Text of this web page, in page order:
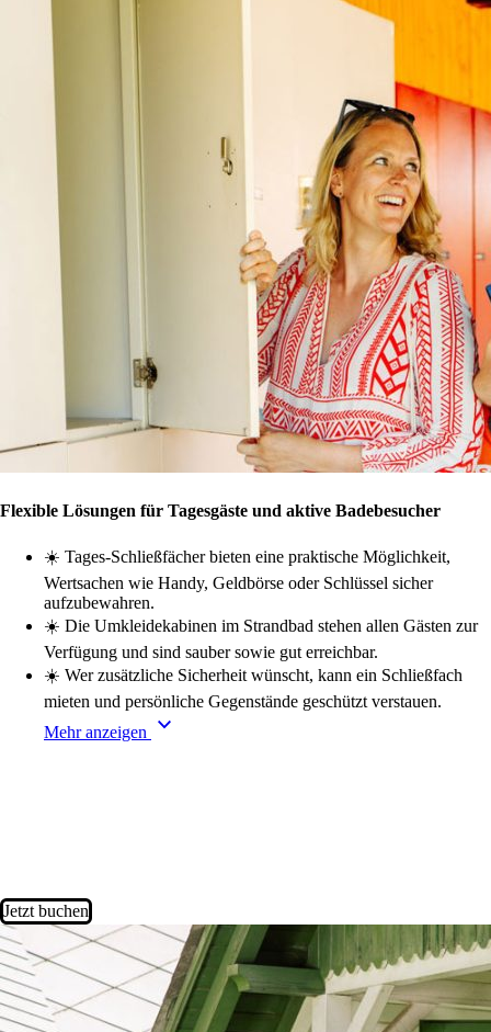
Flexible Lösungen für Tagesgäste und aktive Badebesucher
☀️ Tages-Schließfächer bieten eine praktische Möglichkeit,
Wertsachen wie Handy, Geldbörse oder Schlüssel sicher
aufzubewahren.
☀️ Die Umkleidekabinen im Strandbad stehen allen Gästen zur
Verfügung und sind sauber sowie gut erreichbar.
☀️ Wer zusätzliche Sicherheit wünscht, kann ein Schließfach
mieten und persönliche Gegenstände geschützt verstauen.
Mehr anzeigen
keyboard_arrow_down
Jetzt buchen